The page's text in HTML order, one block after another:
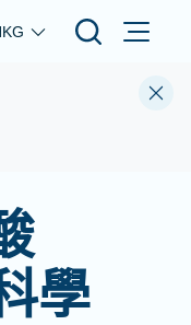
main content
學